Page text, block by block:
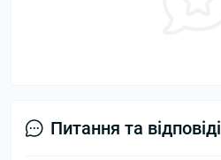
Питання та відповіді